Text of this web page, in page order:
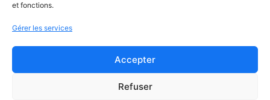
et fonctions.
Gérer les services
Accepter
Refuser